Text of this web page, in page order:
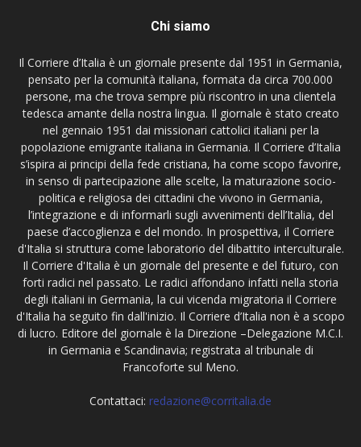
Chi siamo
Il Corriere d’Italia è un giornale presente dal 1951 in Germania,
pensato per la comunità italiana, formata da circa 700.000
persone, ma che trova sempre più riscontro in una clientela
tedesca amante della nostra lingua. Il giornale è stato creato
nel gennaio 1951 dai missionari cattolici italiani per la
popolazione emigrante italiana in Germania. Il Corriere d’Italia
s’ispira ai principi della fede cristiana, ha come scopo favorire,
in senso di partecipazione alle scelte, la maturazione socio-
politica e religiosa dei cittadini che vivono in Germania,
l’integrazione e di informarli sugli avvenimenti dell’Italia, del
paese d’accoglienza e del mondo. In prospettiva, il Corriere
d'Italia si struttura come laboratorio del dibattito interculturale.
Il Corriere d'Italia è un giornale del presente e del futuro, con
forti radici nel passato. Le radici affondano infatti nella storia
degli italiani in Germania, la cui vicenda migratoria il Corriere
d'Italia ha seguito fin dall'inizio. Il Corriere d’Italia non è a scopo
di lucro. Editore del giornale è la Direzione –Delegazione M.C.I.
in Germania e Scandinavia; registrata al tribunale di
Francoforte sul Meno.
Contattaci: redazione@corritalia.de